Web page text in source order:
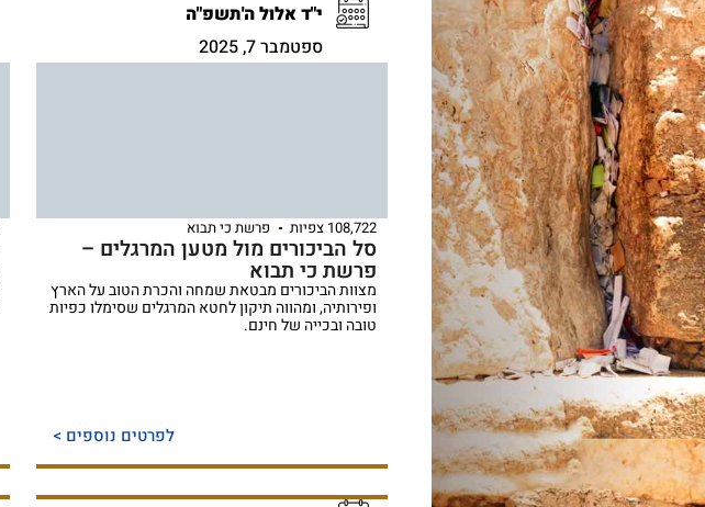
י"ד אלול ה'תשפ"ה
ספטמבר 7, 2025
108,722 צפיות פרשת כי תבוא
סל הביכורים מול מטען המרגלים –
פרשת כי תבוא
מצוות הביכורים מבטאת שמחה והכרת הטוב על הארץ
ופירותיה, ומהווה תיקון לחטא המרגלים שסימלו כפיות
טובה ובכייה של חינם.
לפרטים נוספים >